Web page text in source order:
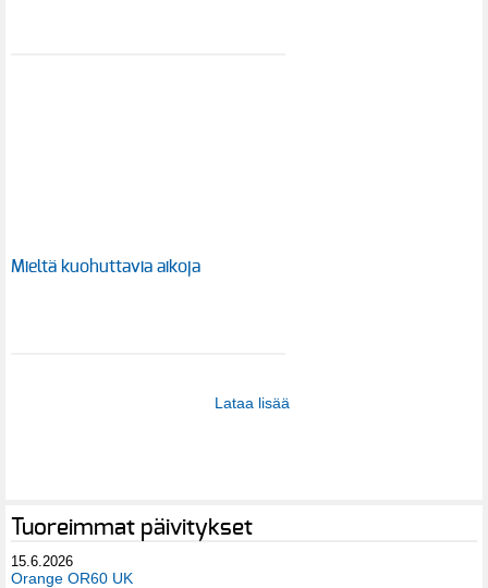
Mieltä kuohuttavia aikoja
Lataa lisää
Tuoreimmat päivitykset
15.6.2026
Orange OR60 UK